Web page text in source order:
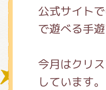
公式サイト
で遊べる手
今月はクリ
しています。
グッズイ
ミュージ